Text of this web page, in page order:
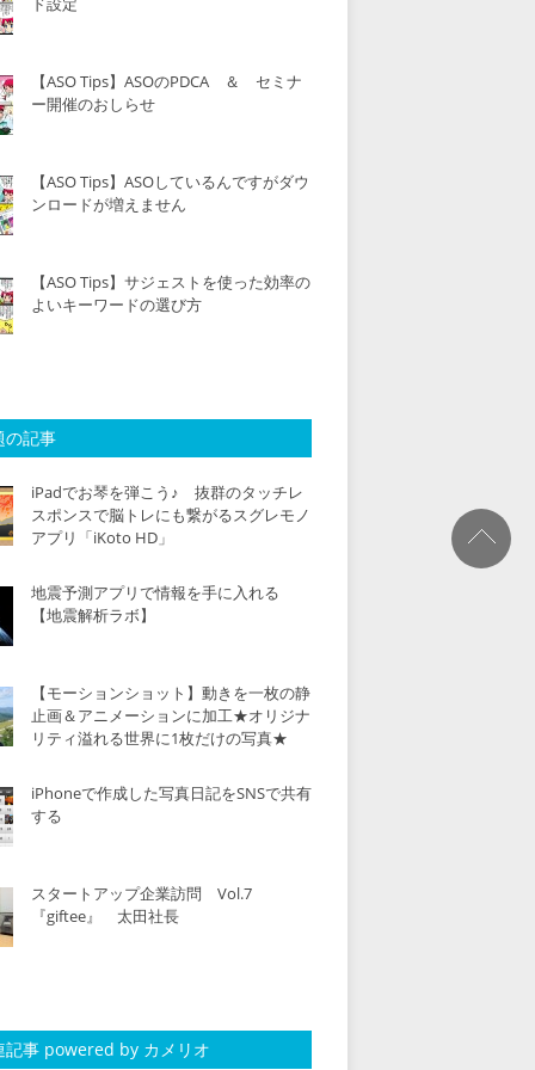
【ASO Tips】ASOのPDCA ＆ セミナ
ー開催のおしらせ
【ASO Tips】ASOしているんですがダウ
ンロードが増えません
【ASO Tips】サジェストを使った効率の
よいキーワードの選び方
の記事
iPadでお琴を弾こう♪ 抜群のタッチレ
スポンスで脳トレにも繋がるスグレモノ
アプリ「iKoto HD」
地震予測アプリで情報を手に入れる
【地震解析ラボ】
【モーションショット】動きを一枚の静
止画＆アニメーションに加工★オリジナ
リティ溢れる世界に1枚だけの写真★
iPhoneで作成した写真日記をSNSで共有
する
スタートアップ企業訪問 Vol.7
『giftee』 太田社長
記事 powered by カメリオ